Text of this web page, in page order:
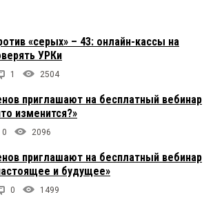
«серых» – 43: онлайн-кассы на
УРКи
1 2504
приглашают на бесплатный вебинар
изменится?»
0 2096
приглашают на бесплатный вебинар
и будущее»
0 1499